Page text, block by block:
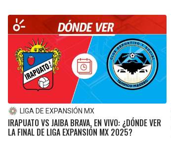
LIGA DE EXPANSIÓN MX
IRAPUATO VS JAIBA BRAVA, EN VIVO: ¿DÓNDE VER
LA FINAL DE LIGA EXPANSIÓN MX 2025?